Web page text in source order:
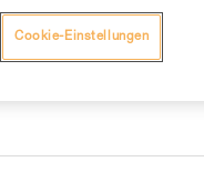
Cookie-Einstellungen